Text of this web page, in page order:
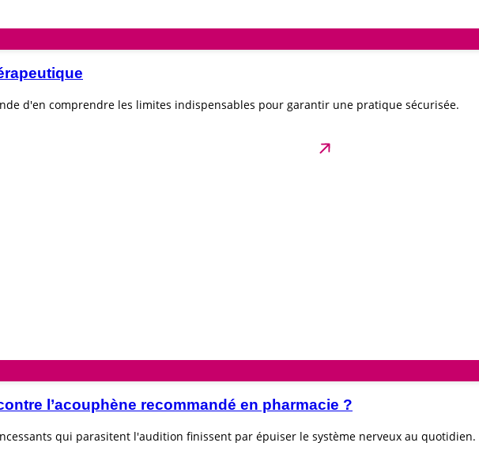
d'en comprendre les limites indispensables pour garantir une pratique sécurisée.
l’acouphène recommandé en pharmacie ?
qui parasitent l'audition finissent par épuiser le système nerveux au quotidien.